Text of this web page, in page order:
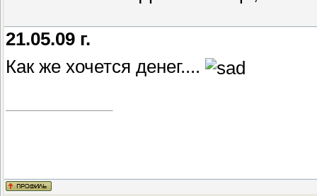
21.05.09 г.
Как же хочется денег....